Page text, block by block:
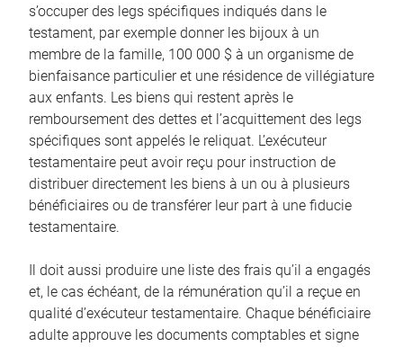
s’occuper des legs spécifiques indiqués dans le
testament, par exemple donner les bijoux à un
membre de la famille, 100 000 $ à un organisme de
bienfaisance particulier et une résidence de villégiature
aux enfants. Les biens qui restent après le
remboursement des dettes et l’acquittement des legs
spécifiques sont appelés le reliquat. L’exécuteur
testamentaire peut avoir reçu pour instruction de
distribuer directement les biens à un ou à plusieurs
bénéficiaires ou de transférer leur part à une fiducie
testamentaire.
Il doit aussi produire une liste des frais qu’il a engagés
et, le cas échéant, de la rémunération qu’il a reçue en
qualité d’exécuteur testamentaire. Chaque bénéficiaire
adulte approuve les documents comptables et signe